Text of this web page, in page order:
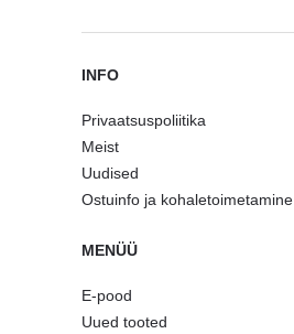
INFO
Privaatsuspoliitika
Meist
Uudised
Ostuinfo ja kohaletoimetamine
MENÜÜ
E-pood
Uued tooted